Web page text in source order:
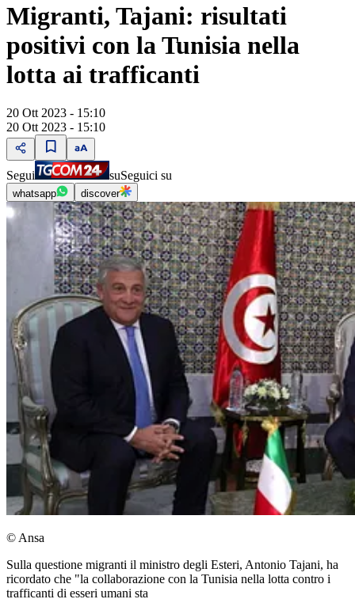
Migranti, Tajani: risultati
positivi con la Tunisia nella
lotta ai trafficanti
20 Ott 2023 - 15:10
20 Ott 2023 - 15:10
Segui suSeguici su
whatsapp discover
© Ansa
Sulla questione migranti il ministro degli Esteri, Antonio Tajani, ha
ricordato che "la collaborazione con la Tunisia nella lotta contro i
trafficanti di esseri umani sta